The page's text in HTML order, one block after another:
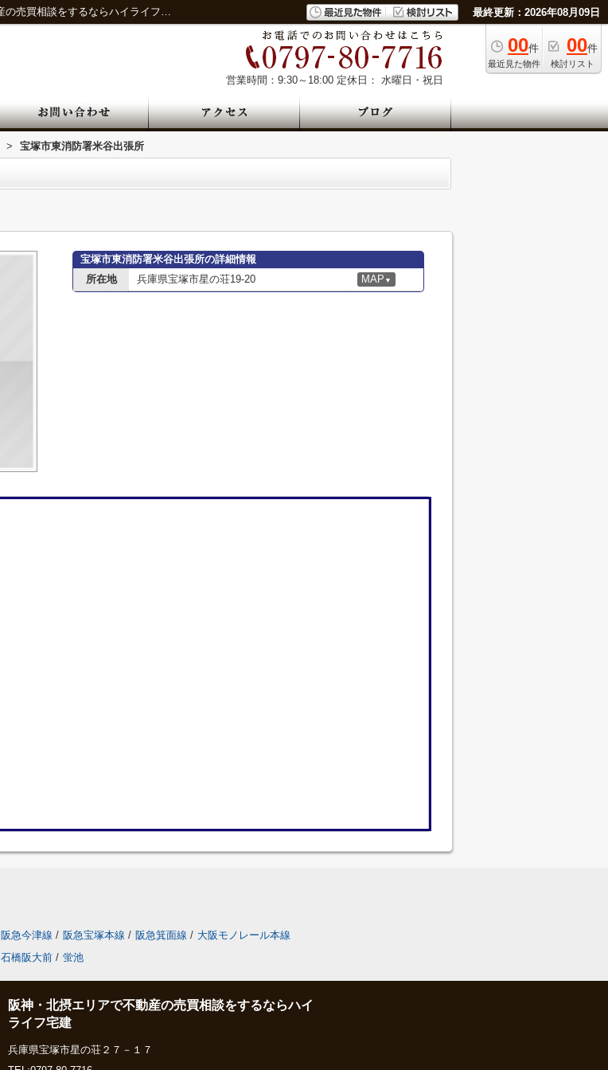
宝塚市東消防署米谷出張所情報ページ｜阪神・北摂エリアで不動産の売買相談をするならハイライフ宅建 最終更新：2026年08月09日
00件
最近見た物件
00件
検討リスト
営業時間：9:30～18:00 定休日： 水曜日・祝日
> 宝塚市東消防署米谷出張所
宝塚市東消防署米谷出張所の詳細情報
所在地
兵庫県宝塚市星の荘19-20 MAP ▼
阪急今津線 / 阪急宝塚本線 / 阪急箕面線 / 大阪モノレール本線
石橋阪大前 / 蛍池
阪神・北摂エリアで不動産の売買相談をするならハイ
ライフ宅建
兵庫県宝塚市星の荘２７－１７